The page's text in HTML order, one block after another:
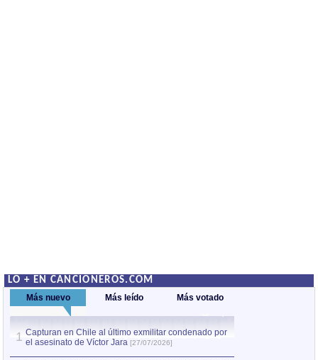
LO + EN CANCIONEROS.COM
Más nuevo Más leído Más votado
1 Capturan en Chile al último exmilitar condenado por
el asesinato de Víctor Jara [27/07/2026]